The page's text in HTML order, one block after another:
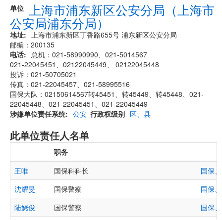
单位
上海市浦东新区公安分局（上海市
公安局浦东分局）
地址
上海市浦东新区丁香路655号 浦东新区公安分局
邮编：200135
电话
总机：021-58990990、021-5014567
021-22045451、02122045449、 02122045448
投诉：021-50705021
传真：021-22045457、021-58995516
国保大队：02150614567转45451、转45449、转45448、021-
22045448、021-22045451、021-22045449
涉嫌单位责任系统
公安 行政权级别 区、县
此单位责任人名单
职务
王唯
国保科科长
国保
沈耀旻
国保警察
国保
陆娆俊
国保警察
国保